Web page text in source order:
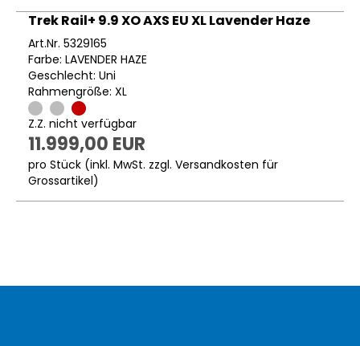
Trek Rail+ 9.9 XO AXS EU XL Lavender Haze
Art.Nr. 5329165
Farbe: LAVENDER HAZE
Geschlecht: Uni
Rahmengröße: XL
Z.Z. nicht verfügbar
11.999,00 EUR
pro Stück (inkl. MwSt. zzgl. Versandkosten für
Grossartikel)